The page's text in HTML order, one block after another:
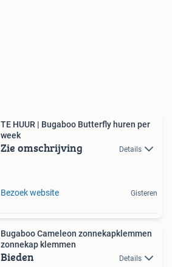
TE HUUR | Bugaboo Butterfly huren per
week
Zie omschrijving Details
Bezoek website Gisteren
Bugaboo Cameleon zonnekapklemmen
zonnekap klemmen
Bieden Details